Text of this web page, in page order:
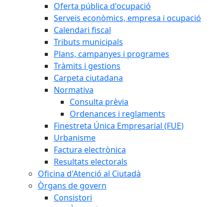
Oferta pública d'ocupació
Serveis econòmics, empresa i ocupació
Calendari fiscal
Tributs municipals
Plans, campanyes i programes
Tràmits i gestions
Carpeta ciutadana
Normativa
Consulta prèvia
Ordenances i reglaments
Finestreta Única Empresarial (FUE)
Urbanisme
Factura electrònica
Resultats electorals
Oficina d'Atenció al Ciutadà
Òrgans de govern
Consistori